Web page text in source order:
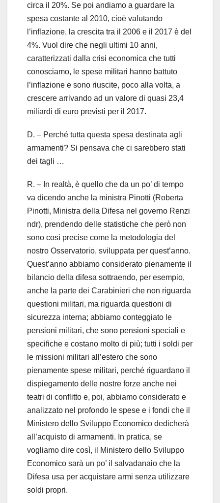
circa il 20%. Se poi andiamo a guardare la
spesa costante al 2010, cioè valutando
l’inflazione, la crescita tra il 2006 e il 2017 è del
4%. Vuol dire che negli ultimi 10 anni,
caratterizzati dalla crisi economica che tutti
conosciamo, le spese militari hanno battuto
l’inflazione e sono riuscite, poco alla volta, a
crescere arrivando ad un valore di quasi 23,4
miliardi di euro previsti per il 2017.
D. – Perché tutta questa spesa destinata agli
armamenti? Si pensava che ci sarebbero stati
dei tagli …
R. – In realtà, è quello che da un po’ di tempo
va dicendo anche la ministra Pinotti (Roberta
Pinotti, Ministra della Difesa nel governo Renzi
ndr), prendendo delle statistiche che però non
sono così precise come la metodologia del
nostro Osservatorio, sviluppata per quest’anno.
Quest’anno abbiamo considerato pienamente il
bilancio della difesa sottraendo, per esempio,
anche la parte dei Carabinieri che non riguarda
questioni militari, ma riguarda questioni di
sicurezza interna; abbiamo conteggiato le
pensioni militari, che sono pensioni speciali e
specifiche e costano molto di più; tutti i soldi per
le missioni militari all’estero che sono
pienamente spese militari, perché riguardano il
dispiegamento delle nostre forze anche nei
teatri di conflitto e, poi, abbiamo considerato e
analizzato nel profondo le spese e i fondi che il
Ministero dello Sviluppo Economico dedicherà
all’acquisto di armamenti. In pratica, se
vogliamo dire così, il Ministero dello Sviluppo
Economico sarà un po’ il salvadanaio che la
Difesa usa per acquistare armi senza utilizzare
soldi propri.